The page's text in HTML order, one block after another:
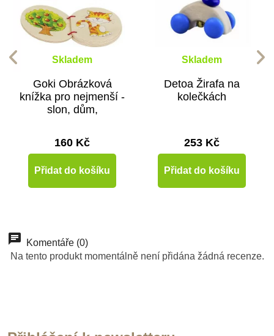
Skladem
Goki Obrázková
knížka pro nejmenší -
slon, dům,
160 Kč
Přidat do košíku
Skladem
Detoa Žirafa na
kolečkách
253 Kč
Přidat do košíku
Do školy
Do školy
Komentáře (0)
Na tento produkt momentálně není přidána žádná recenze.